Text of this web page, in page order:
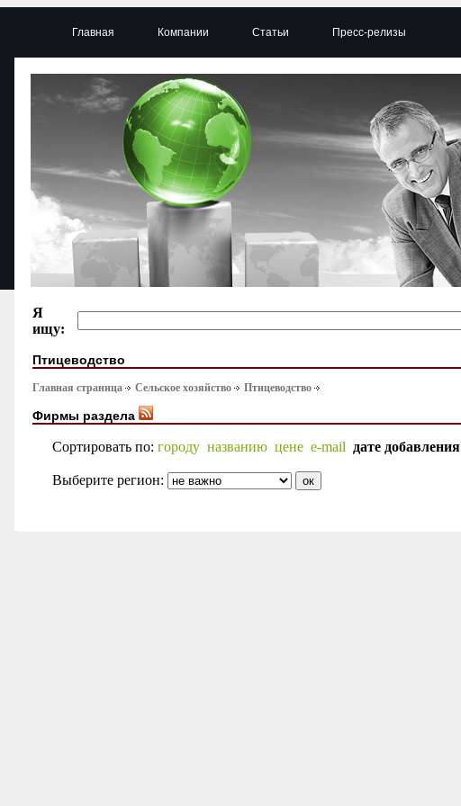
Главная Компании Статьи Пресс-релизы
Я
ищу:
Птицеводство
Главная страница Сельское хозяйство Птицеводство
Фирмы раздела
Сортировать по: городу названию цене e-mail дате добавления
Выберите регион: